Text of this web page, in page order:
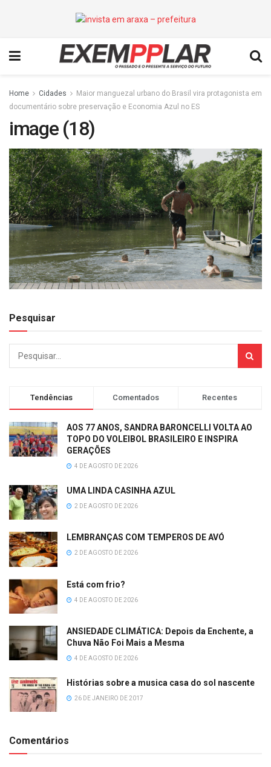
Home Cidades
Maior manguezal urbano do Brasil vira protagonista em
documentário sobre preservação e Economia Azul no ES
image (18)
Pesquisar
Tendências Comentados Recentes
AOS 77 ANOS, SANDRA BARONCELLI VOLTA AO
TOPO DO VOLEIBOL BRASILEIRO E INSPIRA
GERAÇÕES
4 DE AGOSTO DE 2026
UMA LINDA CASINHA AZUL
2 DE AGOSTO DE 2026
LEMBRANÇAS COM TEMPEROS DE AVÓ
2 DE AGOSTO DE 2026
Está com frio?
4 DE AGOSTO DE 2026
ANSIEDADE CLIMÁTICA: Depois da Enchente, a
Chuva Não Foi Mais a Mesma
4 DE AGOSTO DE 2026
Histórias sobre a musica casa do sol nascente
26 DE JANEIRO DE 2017
Comentários